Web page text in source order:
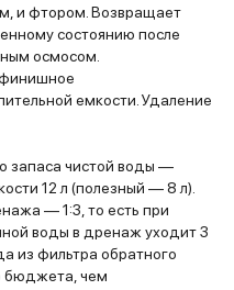
и фтором. Возвращает
состоянию после
осмосом.
емкости. Удаление
запаса чистой воды —
12 л (полезный — 8 л).
— 1:3, то есть при
воды в дренаж уходит 3
из фильтра обратного
бюджета, чем